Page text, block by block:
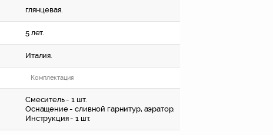
глянцевая.
5 лет.
Италия.
Комплектация
Смеситель - 1 шт.
Оснащение - сливной гарнитур, аэратор.
Инструкция - 1 шт.